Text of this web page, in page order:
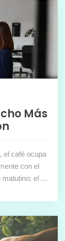
Más
el café ocupa
con el
matutino; el …